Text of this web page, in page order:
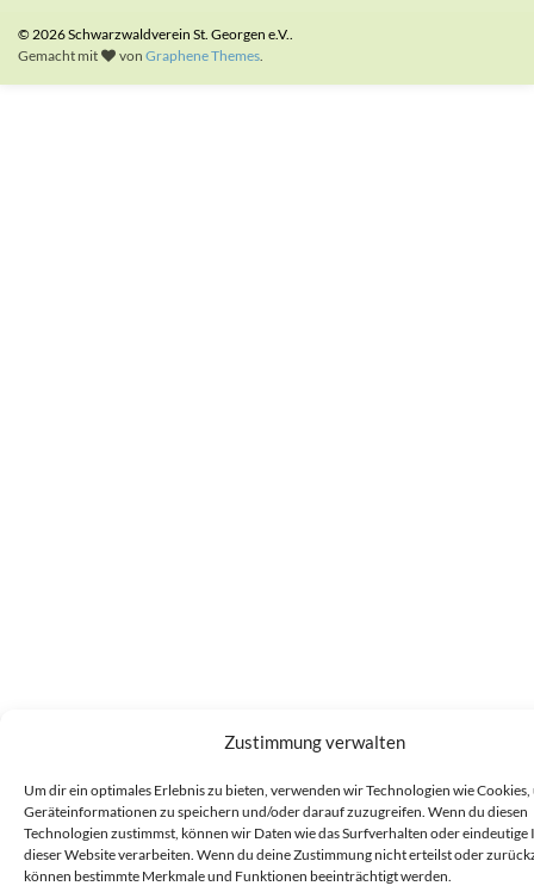
Zustimmung verwalten
Um dir ein optimales Erlebnis zu bieten, verwenden wir Technologien wie Cookies,
Geräteinformationen zu speichern und/oder darauf zuzugreifen. Wenn du diesen
Technologien zustimmst, können wir Daten wie das Surfverhalten oder eindeutige
dieser Website verarbeiten. Wenn du deine Zustimmung nicht erteilst oder
können bestimmte Merkmale und Funktionen beeinträchtigt werden.
© 2026 Schwarzwaldverein St. Georgen e.V..
Gemacht mit
vonGraphene Themes